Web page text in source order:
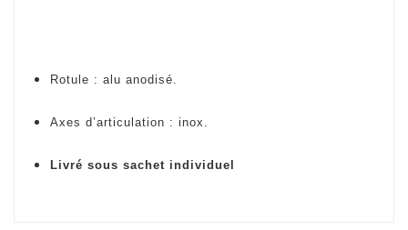
Rotule : alu anodisé.
Axes d’articulation : inox.
Livré sous sachet individuel